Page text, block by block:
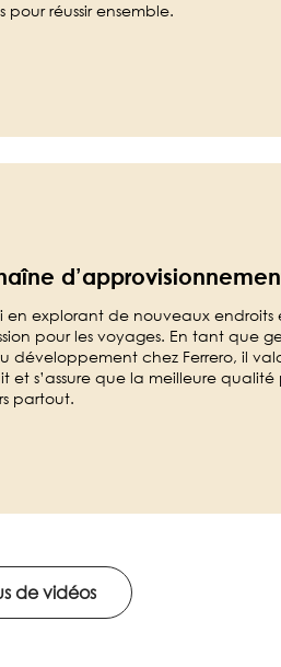
pour réussir ensemble.
en explorant de nouveaux endroits
pour les voyages. En tant que
développement chez Ferrero, il
et s’assure que la meilleure
partout.
de vidéos